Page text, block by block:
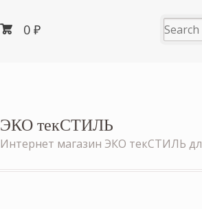
0₽
ЭКО текСТИЛЬ
Интернет магазин ЭКО текСТИЛЬ